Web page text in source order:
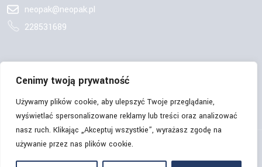
Cenimy twoją prywatność
Używamy plików cookie, aby ulepszyć Twoje przeglądanie,
wyświetlać spersonalizowane reklamy lub treści oraz analizować
nasz ruch. Klikając „Akceptuj wszystkie”, wyrażasz zgodę na
używanie przez nas plików cookie.
neopak@neopak.pl
228531689
OBSERWUJ NAS:
© Copyrights 2026 | Neopak Sp. z o.o. | Wszelkie prawa